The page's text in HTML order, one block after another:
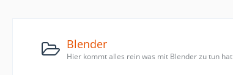
Blender
Hier kommt alles rein was mit Blender zu tun hat